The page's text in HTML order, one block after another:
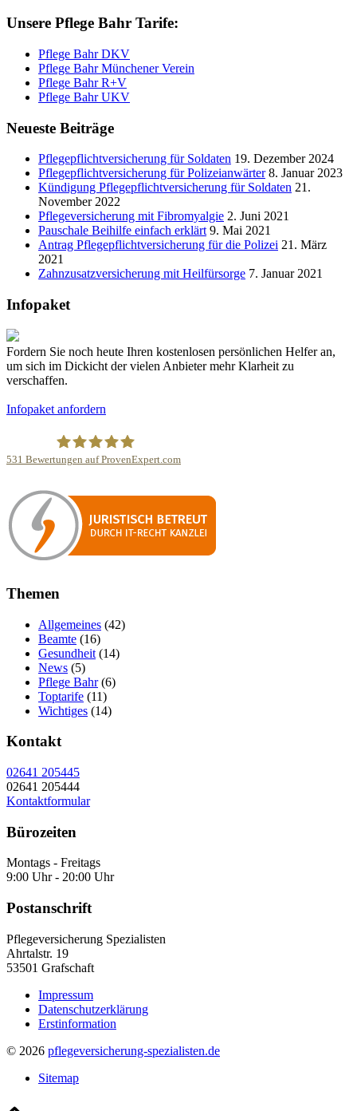
Unsere Pflege Bahr Tarife:
Pflege Bahr DKV
Pflege Bahr Münchener Verein
Pflege Bahr R+V
Pflege Bahr UKV
Neueste Beiträge
Pflegepflichtversicherung für Soldaten 19. Dezember 2024
Pflegepflichtversicherung für Polizeianwärter 8. Januar 2023
Kündigung Pflegepflichtversicherung für Soldaten 21.
November 2022
Pflegeversicherung mit Fibromyalgie 2. Juni 2021
Pauschale Beihilfe einfach erklärt 9. Mai 2021
Antrag Pflegepflichtversicherung für die Polizei 21. März
2021
Zahnzusatzversicherung mit Heilfürsorge 7. Januar 2021
Infopaket
Fordern Sie noch heute Ihren kostenlosen persönlichen Helfer an,
um sich im Dickicht der vielen Anbieter mehr Klarheit zu
verschaffen.
Infopaket anfordern
Finanzwache
531 Bewertungen auf ProvenExpert.com
Themen
Allgemeines (42)
Beamte (16)
Gesundheit (14)
News (5)
Pflege Bahr(6)
Toptarife (11)
Wichtiges (14)
Kontakt
02641 205445
02641 205444
Kontaktformular
Bürozeiten
Montags - Freitags
9:00 Uhr - 20:00 Uhr
Postanschrift
Pflegeversicherung Spezialisten
Ahrtalstr. 19
53501 Grafschaft
Impressum
Datenschutzerklärung
Erstinformation
© 2026 pflegeversicherung-spezialisten.de
Sitemap